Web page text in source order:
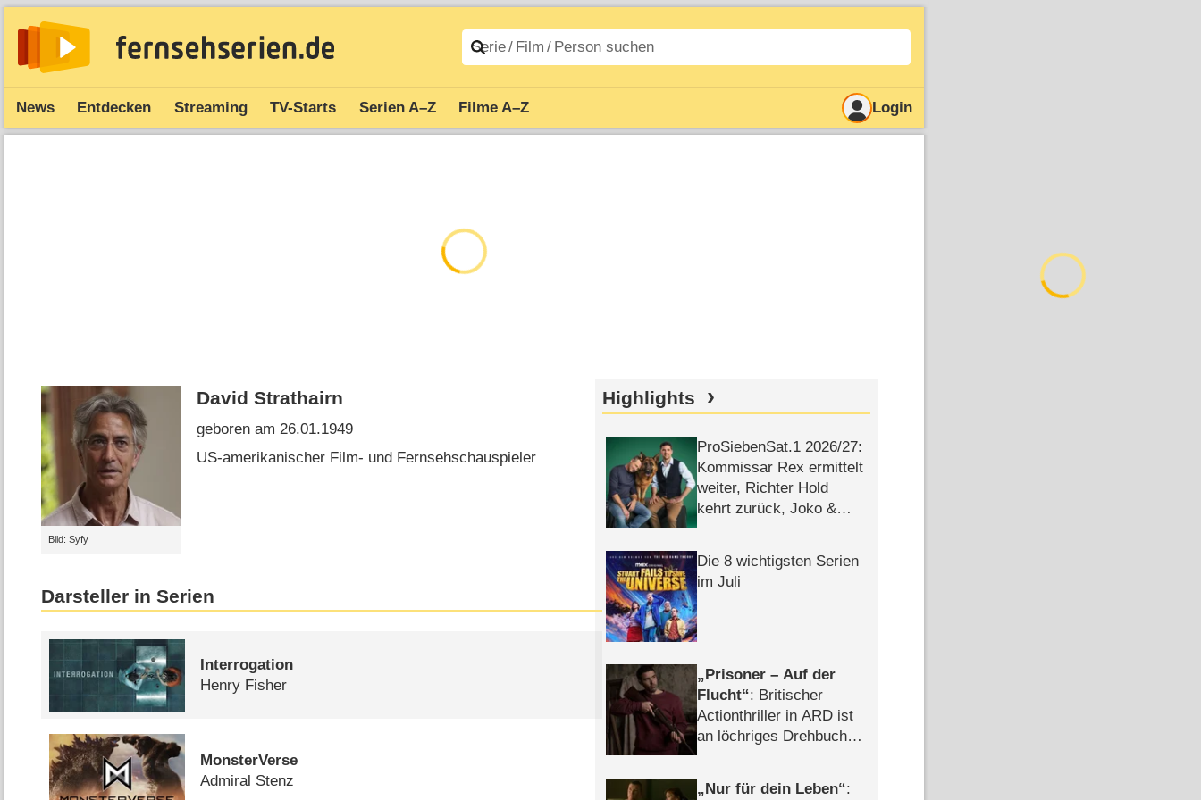
News Entdecken Streaming TV-Starts Serien A–Z Filme A–Z Login
Bild: Syfy
David Strathairn
geboren am 26.01.1949
US-amerikanischer Film- und Fernsehschauspieler
Darsteller in Serien
Interrogation
Henry Fisher
MonsterVerse
Admiral Stenz
Highlights
ProSiebenSat.1 2026/​27:
Kommissar Rex ermittelt
weiter, Richter Hold
kehrt zurück, Joko &
Die 8 wichtigsten Serien
im Juli
Prisoner – Auf der
Flucht : Britischer
Actionthriller in ARD ist
an löchriges Drehbuch
Nur für dein Leben :